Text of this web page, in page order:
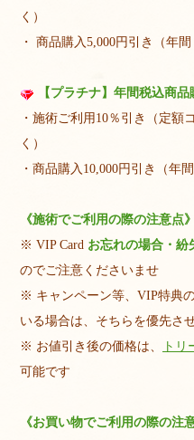
く）
・ 商品購入5,000円引き（年間
【プラチナ】年間税込商
・施術ご利用10％引き（定額
く）
・商品購入10,000円引き（年
《施術でご利用の際の注意点》
※ VIP Card お忘れの場合・紛
のでご注意くださいませ
※ キャンペーン等、VIP特典
いる場合は、そちらを優先さ
※ お値引き後の価格は、
ト
可能です
《お買い物でご利用の際の注